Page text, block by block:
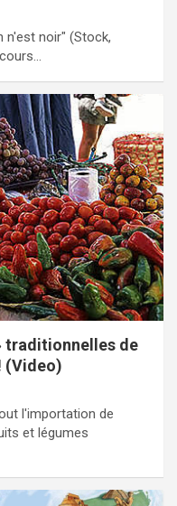
n'est noir" (Stock,
traditionnelles de
(Video)
l'importation de
et légumes